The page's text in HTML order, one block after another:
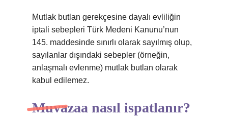
Mutlak butlan gerekçesine dayalı evliliğin
iptali sebepleri Türk Medeni Kanunu’nun
145. maddesinde sınırlı olarak sayılmış olup,
sayılanlar dışındaki sebepler (örneğin,
anlaşmalı evlenme) mutlak butlan olarak
kabul edilemez.
Muvazaa nasıl ispatlanır?